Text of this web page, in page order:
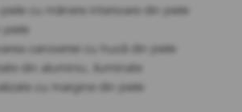
piele cu mânere interioare din piele
piele
caroseriei cu husă din piele
din aluminiu, iluminate
cu margine din piele